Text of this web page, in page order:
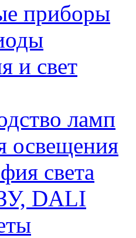
приборы
и свет
ламп
освещения
света
DALI